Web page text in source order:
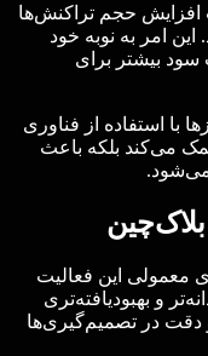
افزایش حجم تراکنش‌ها
امر به نوبه خود
بیشتر برای
با استفاده از فناوری
کمک می‌کند بلکه باعث
می‌شود.
معمولی این فعالیت
و بهبودیافته‌تری
در تصمیم‌گیری‌ها